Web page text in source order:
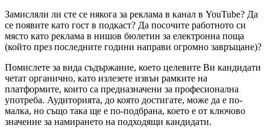
Замисляли ли сте се някога за реклама в канал в YouTube? Да
се появите като гост в подкаст? Да посочите работното си
място като реклама в нишов бюлетин за електронна поща
(който през последните години направи огромно завръщане)?
Помислете за вида съдържание, което целевите Ви кандидати
четат органично, като излезете извън рамките на
платформите, които са предназначени за професионална
употреба. Аудиторията, до която достигате, може да е по-
малка, но също така ще е по-подбрана, което е от ключово
значение за намирането на подходящи кандидати.